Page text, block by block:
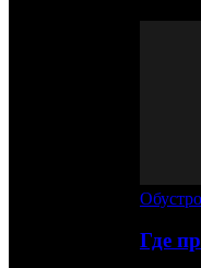
Где